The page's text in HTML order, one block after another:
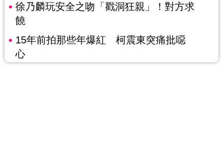
徐乃麟玩安全之吻「戳洞狂親」！對方求
饒
15年前拍那些年爆紅 柯震東突痛批噁
心